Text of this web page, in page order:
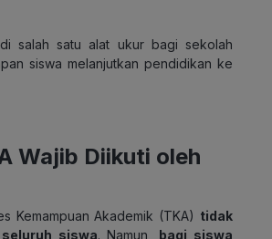
salah satu alat ukur bagi sekolah
siswa melanjutkan pendidikan ke
Wajib Diikuti oleh
Kemampuan Akademik (TKA) tidak
siswa. Namun, bagi siswa